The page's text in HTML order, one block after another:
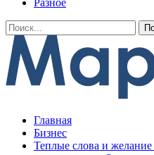
Разное
Главная
Бизнес
Теплые слова и